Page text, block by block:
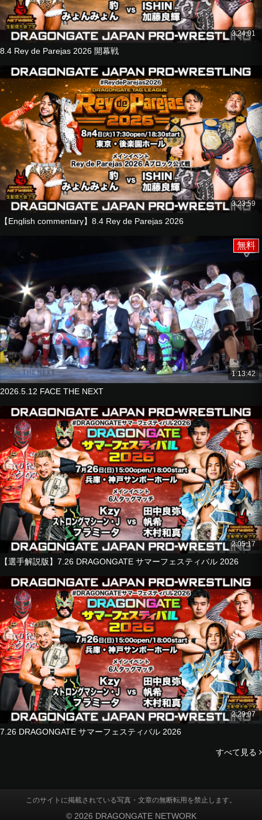
Homare
Luis Mante
■6-Man Tag Match
YAMATO
Dragon Kid
Naruki Doi
vs
B×B Hulk
Susumu Yokosuka
KAGETORA
■3-Way Match
Madoka Kikuta
vs
Kzy
vs
El Cielo
3:24:01
8.4 Rey de Parejas 2026 開幕戦
3:23:59
【English commentary】8.4 Rey de Parejas 2026
1:13:42
2026.5.12 FACE THE NEXT
無料
2:05:17
【選手解説版】7.26 DRAGONGATE サマーフェスティバル 2026
2:29:07
7.26 DRAGONGATE サマーフェスティバル 2026
すべて見る
このサイトに掲載されている写真・文章の無断転用を禁止します。
© 2026 DRAGONGATE NETWORK